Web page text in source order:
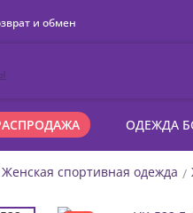
и обмен
ОДЕЖДА
Женская спортивная одежда